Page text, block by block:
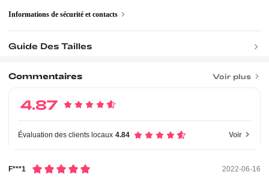
Informations de sécurité et contacts
Guide Des Tailles
Commentaires Voir plus
4.87
Évaluation des clients locaux 4.84 Voir
F***1
2022-06-16